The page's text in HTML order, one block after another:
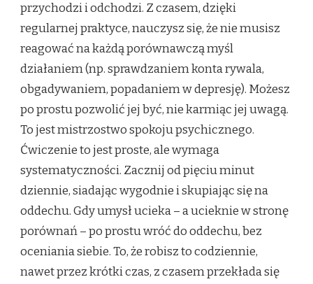
przychodzi i odchodzi. Z czasem, dzięki
regularnej praktyce, nauczysz się, że nie musisz
reagować na każdą porównawczą myśl
działaniem (np. sprawdzaniem konta rywala,
obgadywaniem, popadaniem w depresję). Możesz
po prostu pozwolić jej być, nie karmiąc jej uwagą.
To jest mistrzostwo spokoju psychicznego.
Ćwiczenie to jest proste, ale wymaga
systematyczności. Zacznij od pięciu minut
dziennie, siadając wygodnie i skupiając się na
oddechu. Gdy umysł ucieka – a ucieknie w stronę
porównań – po prostu wróć do oddechu, bez
oceniania siebie. To, że robisz to codziennie,
nawet przez krótki czas, z czasem przekłada się